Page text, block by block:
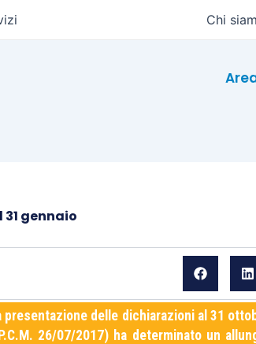
Chi
gennaio
presentazione delle dichiarazioni al 31
26/07/2017) ha determinato un